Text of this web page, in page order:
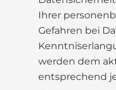
Ihrer
Gefahren bei
werden dem
entsprechend